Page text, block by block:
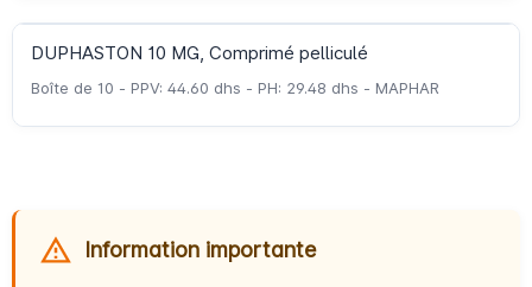
DUPHASTON 10 MG, Comprimé pelliculé
Boîte de 10 - PPV: 44.60 dhs - PH: 29.48 dhs - MAPHAR
Information importante